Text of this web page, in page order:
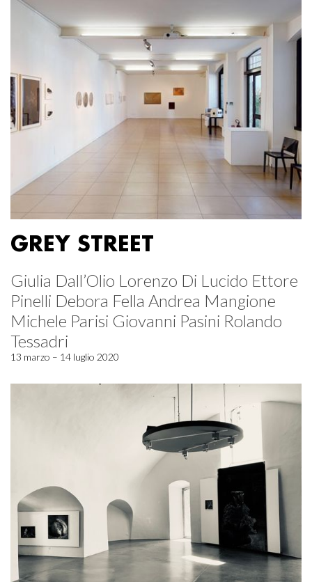
GREY STREET
Giulia Dall’Olio Lorenzo Di Lucido Ettore
Pinelli Debora Fella Andrea Mangione
Michele Parisi Giovanni Pasini Rolando
Tessadri
13 marzo – 14 luglio 2020